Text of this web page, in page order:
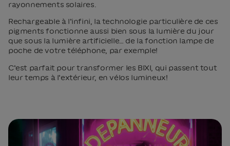
rayonnements solaires.
Rechargeable à l’infini, la technologie particulière de ces
pigments fonctionne aussi bien sous la lumière du jour
que sous la lumière artificielle… de la fonction lampe de
poche de votre téléphone, par exemple!
C’est parfait pour transformer les BIXI, qui passent tout
leur temps à l’extérieur, en vélos lumineux!